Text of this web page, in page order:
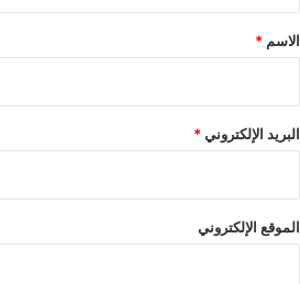
*
الاسم *
البريد الإلكتروني*
الموقع الإلكتروني